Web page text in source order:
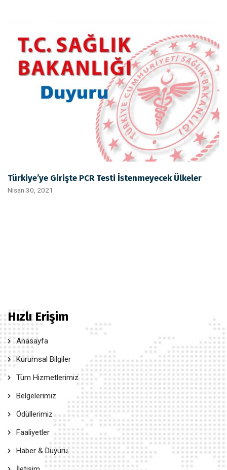
Türkiye’ye Girişte PCR Testi İstenmeyecek Ülkeler
Nisan 30, 2021
Hızlı Erişim
Anasayfa
Kurumsal Bilgiler
Tüm Hizmetlerimiz
Belgelerimiz
Ödüllerimiz
Faaliyetler
Haber & Duyuru